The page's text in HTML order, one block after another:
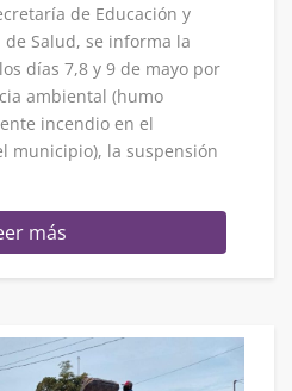
de Educación y
Salud, se informa la
días 7,8 y 9 de mayo por
ambiental (humo
incendio en el
municipio), la suspensión
más